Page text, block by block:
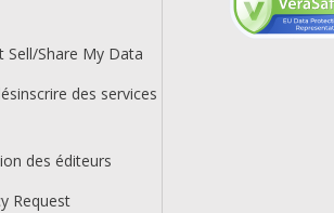
Share My Data
des services
des éditeurs
Request